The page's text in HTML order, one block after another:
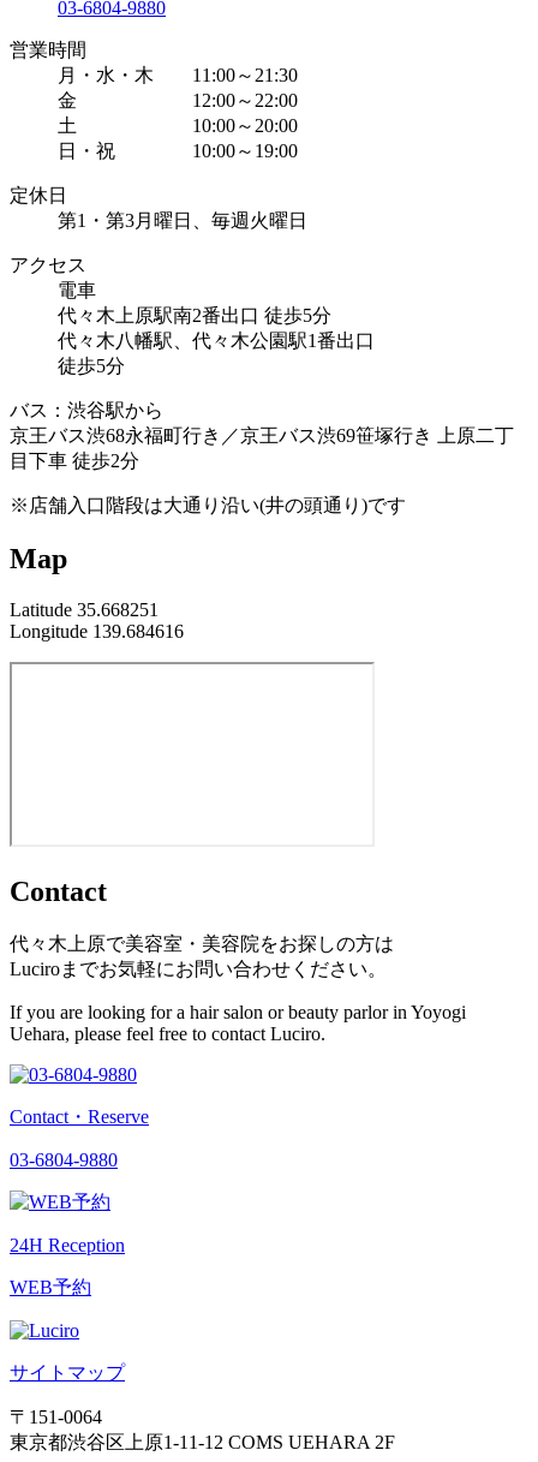
03-6804-9880
営業時間
月・水・木 11:00～21:30
金 12:00～22:00
土 10:00～20:00
日・祝 10:00～19:00
定休日
第1・第3月曜日、毎週火曜日
アクセス
電車
代々木上原駅南2番出口 徒歩5分
代々木八幡駅、代々木公園駅1番出口
徒歩5分
バス：渋谷駅から
京王バス渋68永福町行き／京王バス渋69笹塚行き 上原二丁
目下車 徒歩2分
※店舗入口階段は大通り沿い(井の頭通り)です
Map
Latitude 35.668251
Longitude 139.684616
Contact
代々木上原で美容室・美容院をお探しの方は
Luciroまでお気軽にお問い合わせください。
If you are looking for a hair salon or beauty parlor in Yoyogi
Uehara, please feel free to contact Luciro.
Contact・Reserve
03-6804-9880
24H Reception
WEB予約
サイトマップ
〒151-0064
東京都渋谷区上原1-11-12 COMS UEHARA 2F